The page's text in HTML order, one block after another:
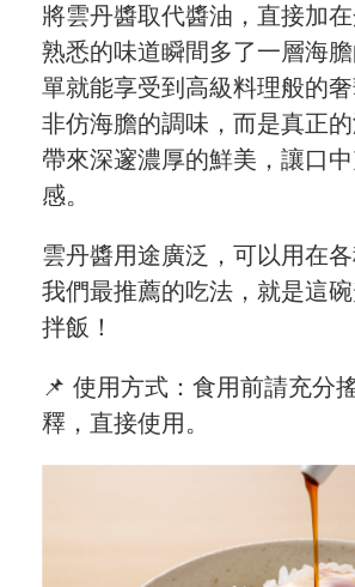
將雲丹醬取代醬油，直接加在
熟悉的味道瞬間多了一層海
單就能享受到高級料理般的
非仿海膽的調味，而是真正的
帶來深邃濃厚的鮮美，讓口
感。
雲丹醬用途廣泛，可以用在
我們最推薦的吃法，就是這
拌飯！
📌 使用方式：食用前請充分
釋，直接使用。